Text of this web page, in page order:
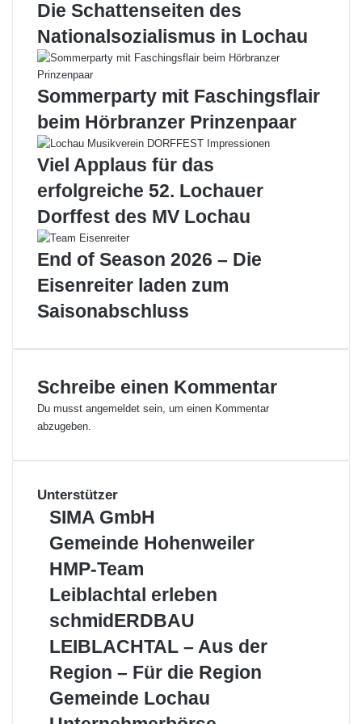
i
e
l
e
r
g
e
w
i
n
n
t
e
g
e
n
B
ü
i
h
e
o
c
h
a
e
r
e
i
r
Die Schattenseiten des
Nationalsozialismus in Lochau
Sommerparty mit Faschingsflair
beim Hörbranzer Prinzenpaar
Viel Applaus für das
erfolgreiche 52. Lochauer
Dorffest des MV Lochau
End of Season 2026 – Die
Eisenreiter laden zum
Saisonabschluss
Schreibe einen Kommentar
Du musst angemeldet sein, um einen Kommentar
abzugeben.
Unterstützer
S
M
A
m
b
SIMA GmbH
G
m
e
n
d
H
o
h
Gemeinde Hohenweiler
H
P
-
e
a
HMP-Team
L
i
b
a
c
Leiblachtal erleben
s
h
m
d
E
schmidERDBAU
LEIBLACHTAL – Aus der
Region – Für die Region
G
Gemeinde Lochau
U